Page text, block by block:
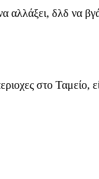
αλλάξει, δλδ να
στο Ταμείο,